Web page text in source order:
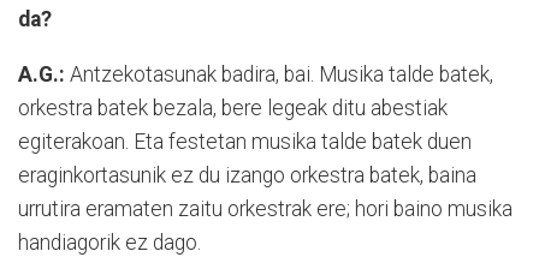
da?
A.G.: Antzekotasunak badira, bai. Musika talde batek,
orkestra batek bezala, bere legeak ditu abestiak
egiterakoan. Eta festetan musika talde batek duen
eraginkortasunik ez du izango orkestra batek, baina
urrutira eramaten zaitu orkestrak ere; hori baino musika
handiagorik ez dago.